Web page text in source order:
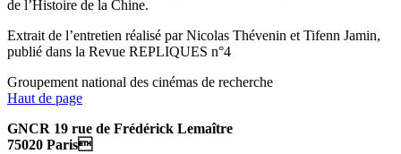
de l’Histoire de la Chine.
Extrait de l’entretien réalisé par Nicolas Thévenin et Tifenn Jamin,
publié dans la Revue REPLIQUES n°4
Groupement national des cinémas de recherche
Haut de page
GNCR 19 rue de Frédérick Lemaître
75020 Paris